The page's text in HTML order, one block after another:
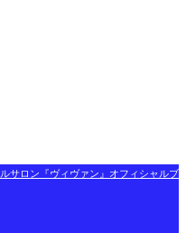
サロン『ヴィヴァン』オフィシャルブ